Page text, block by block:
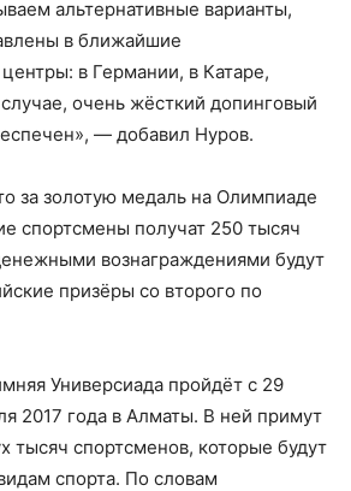
альтернативные варианты,
в ближайшие
в Германии, в Катаре,
очень жёсткий допинговый
— добавил Нуров.
за золотую медаль на Олимпиаде
спортсмены получат 250 тысяч
вознаграждениями будут
призёры со второго по
Универсиада пройдёт с 29
2017 года в Алматы. В ней примут
тысяч спортсменов, которые будут
спорта. По словам